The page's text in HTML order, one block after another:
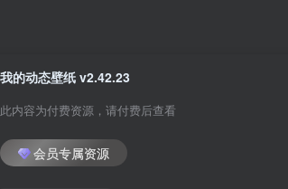
我的动态壁纸 v2.42.23
此内容为付费资源，请付费后查看
会员专属资源